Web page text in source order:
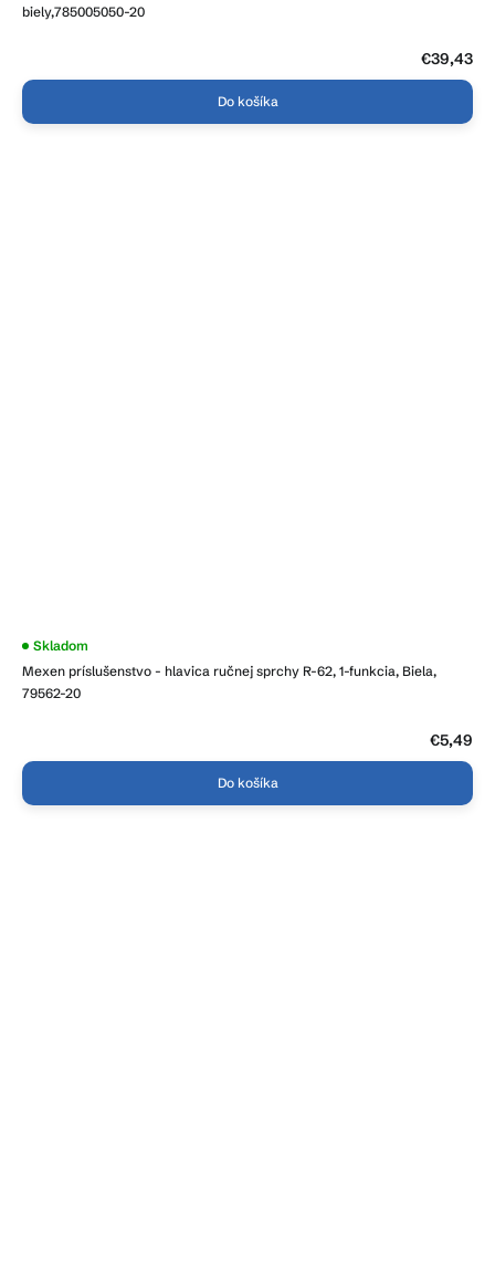
biely,785005050-20
€39,43
Do košíka
Mexen príslušenstvo - hlavica ručnej sprchy R-62, 1-funkcia, Biela,
79562-20
Skladom
€5,49
Do košíka